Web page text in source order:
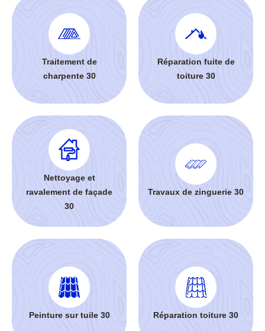
Traitement de
charpente 30
Réparation fuite de
toiture 30
Nettoyage et
ravalement de façade
30
Travaux de zinguerie 30
Peinture sur tuile 30 Réparation toiture 30